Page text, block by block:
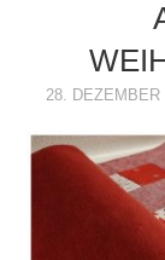
28. DEZEMBER